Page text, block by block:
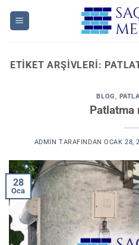
ETIKET ARŞIVLERI:
BLOG,
Patlatma
ADMIN TARAFINDAN OCAK 28,
28
Oca